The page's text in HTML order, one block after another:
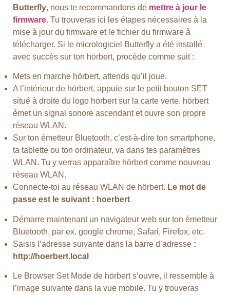
Butterfly, nous te recommandons de mettre à jour le
firmware. Tu trouveras ici les étapes nécessaires à la
mise à jour du firmware et le fichier du firmware à
télécharger. Si le micrologiciel Butterfly a été installé
avec succès sur ton hörbert, procède comme suit :
Mets en marche hörbert, attends qu’il joue.
A l’intérieur de hörbert, appuie sur le petit bouton SET
situé à droite du logo hörbert sur la carte verte. hörbert
émet un signal sonore ascendant et ouvre son propre
réseau WLAN.
Sur ton émetteur Bluetooth, c’est-à-dire ton smartphone,
ta tablette ou ton ordinateur, va dans tes paramètres
WLAN. Tu y verras apparaître hörbert comme nouveau
réseau WLAN.
Connecte-toi au réseau WLAN de hörbert. Le mot de
passe est le suivant : hoerbert
Démarre maintenant un navigateur web sur ton émetteur
Bluetooth, par ex. google chrome, Safari, Firefox, etc.
Saisis l’adresse suivante dans la barre d’adresse :
http://hoerbert.local
Le Browser Set Mode de hörbert s’ouvre, il ressemble à
l’image suivante dans la vue mobile. Tu y trouveras